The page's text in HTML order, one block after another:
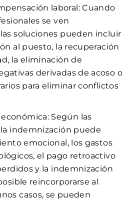
laboral: Cuando
se ven
soluciones pueden incluir
al puesto, la recuperación
la eliminación de
derivadas de acoso o
para eliminar conflictos
Según las
indemnización puede
emocional, los gastos
el pago retroactivo
y la indemnización
reincorporarse al
casos, se pueden